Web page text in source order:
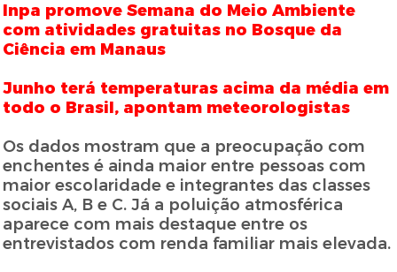
Inpa promove Semana do Meio Ambiente
com atividades gratuitas no Bosque da
Ciência em Manaus
Junho terá temperaturas acima da média em
todo o Brasil, apontam meteorologistas
Os dados mostram que a preocupação com
enchentes é ainda maior entre pessoas com
maior escolaridade e integrantes das classes
sociais A, B e C. Já a poluição atmosférica
aparece com mais destaque entre os
entrevistados com renda familiar mais elevada.